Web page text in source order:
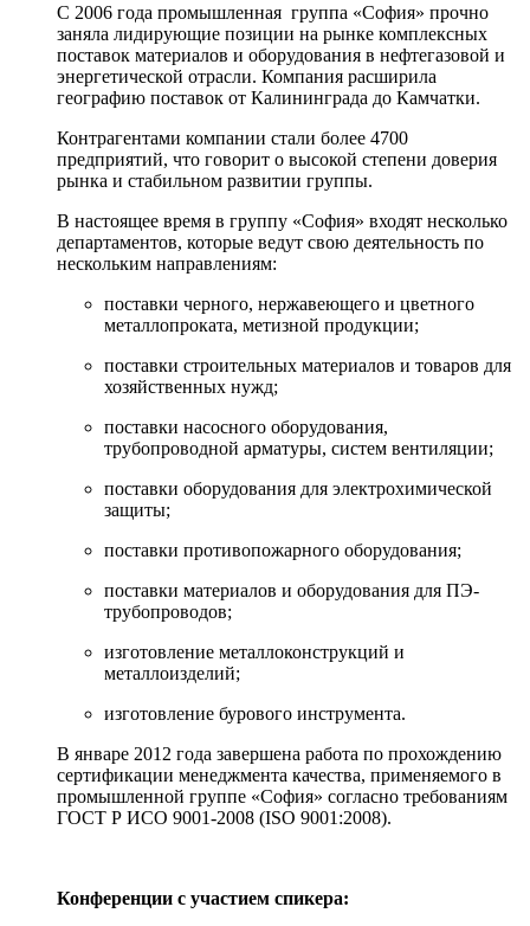
С 2006 года промышленная группа «София» прочно
заняла лидирующие позиции на рынке комплексных
поставок материалов и оборудования в нефтегазовой и
энергетической отрасли. Компания расширила
географию поставок от Калининграда до Камчатки.
Контрагентами компании стали более 4700
предприятий, что говорит о высокой степени доверия
рынка и стабильном развитии группы.
В настоящее время в группу «София» входят несколько
департаментов, которые ведут свою деятельность по
нескольким направлениям:
поставки черного, нержавеющего и цветного
металлопроката, метизной продукции;
поставки строительных материалов и товаров для
хозяйственных нужд;
поставки насосного оборудования,
трубопроводной арматуры, систем вентиляции;
поставки оборудования для электрохимической
защиты;
поставки противопожарного оборудования;
поставки материалов и оборудования для ПЭ-
трубопроводов;
изготовление металлоконструкций и
металлоизделий;
изготовление бурового инструмента.
В январе 2012 года завершена работа по прохождению
сертификации менеджмента качества, применяемого в
промышленной группе «София» согласно требованиям
ГОСТ Р ИСО 9001-2008 (ISO 9001:2008).
Конференции с участием спикера: